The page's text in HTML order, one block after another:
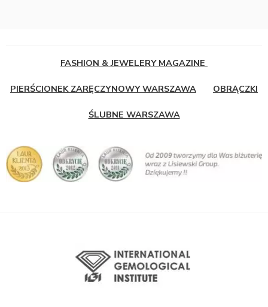
FASHION & JEWELERY MAGAZINE
PIERŚCIONEK ZARĘCZYNOWY WARSZAWA OBRĄCZKI
ŚLUBNE WARSZAWA